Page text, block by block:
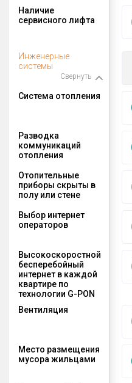
Наличие
сервисного лифта
Инженерные
системы
Свернуть
Система отопления
Разводка
коммуникаций
отопления
Отопительные
приборы скрыты в
полу или стене
Выбор интернет
операторов
Высокоскоростной
бесперебойный
интернет в каждой
квартире по
технологии G-PON
Вентиляция
Место размещения
мусора жильцами